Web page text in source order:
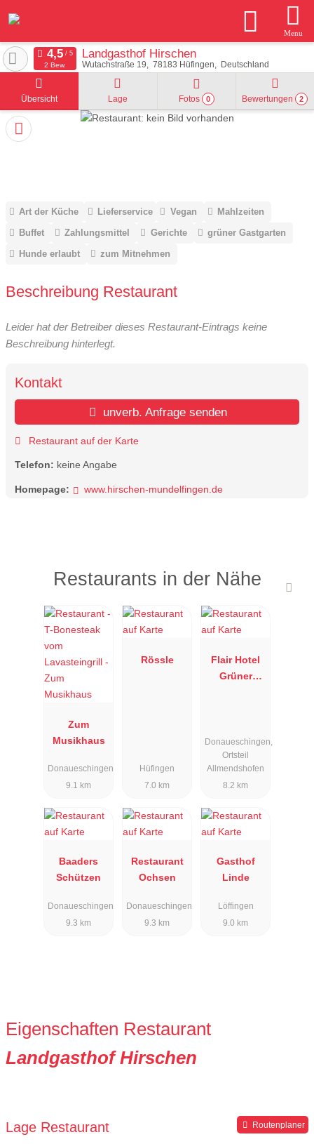
Menu
Landgasthof Hirschen
Wutachstraße 19 78183 Hüfingen Deutschland
2 Bew.
Übersicht Lage Fotos 0 Bewertungen 2
Art der Küche Lieferservice Vegan
Mahlzeiten
Buffet
Zahlungsmittel Gerichte
grüner Gastgarten
Hunde erlaubt
zum Mitnehmen
Beschreibung Restaurant
Leider hat der Betreiber dieses Restaurant-Eintrags keine
Beschreibung hinterlegt.
Kontakt
unverb. Anfrage senden
Restaurant auf der Karte
Telefon: keine Angabe
Homepage: www.hirschen-mundelfingen.de
Restaurants in der Nähe
Zum
Musikhaus
Donaueschingen
9.1 km
Rössle
Hüfingen
7.0 km
Flair Hotel
Grüner
Donaueschingen,
Ortsteil
Allmendshofen
8.2 km
Baaders
Schützen
Donaueschingen
9.3 km
Restaurant
Ochsen
Donaueschingen
9.3 km
Gasthof
Linde
Löffingen
9.0 km
Eigenschaften Restaurant
Landgasthof Hirschen
Lage Restaurant Routenplaner